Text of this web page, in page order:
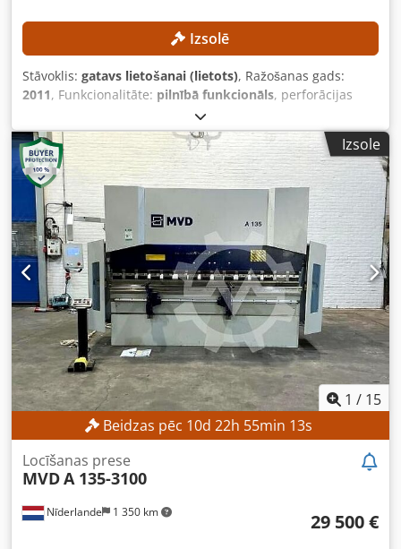
Izsolē
Stāvoklis: gatavs lietošanai (lietots), Ražošanas gads:
2011, Funkcionalitāte: pilnībā funkcionāls, perforācijas
, apstrādājamā sagataves svars (maks.):
darba platums:3 080 mm, darba garums:1 560 mm, Tika
nomainītas šādas mašīnas daļas: Festo pneimatiskā
sistēma Jauna Labod vadības sistēma Nomainīti Y ass
gultņi TEHNISKIE DATI Darba zona: 1560 × 3080 mm Dedozl
Sraspfx Aczsck Apstrādājamā lokšņu materiāla garums,
mainot pozīciju: maks. 9999 mm Hidrauliskā štancēšanas
spēks: maks. 280 kN Apstrādājamā izstrādājuma svars:
maks. 200 kg X ass pozicionēšanas ātrums: maks. 60 m/min
Y ass pozicionēšanas ātrums: maks. 60 m/min X un Y ass
vienlaicīga pozicionēšanas ātrums: maks. 85 m/min
Darbības ciklu skaits ar standarta hidrauliku: maks. 250
cikli/min Darbības ciklu skaits ar ātrās hidraulikas sistēmu:
maks. 800 cikli/min Piezīme: mašīna jau ir izjaukta.
Izsole
1 / 15
Beidzas pēc 10d 22h 55min 11s
Nīderlande 1 350 km
Locīšanas prese
MVDA 135-3100
29 500 €